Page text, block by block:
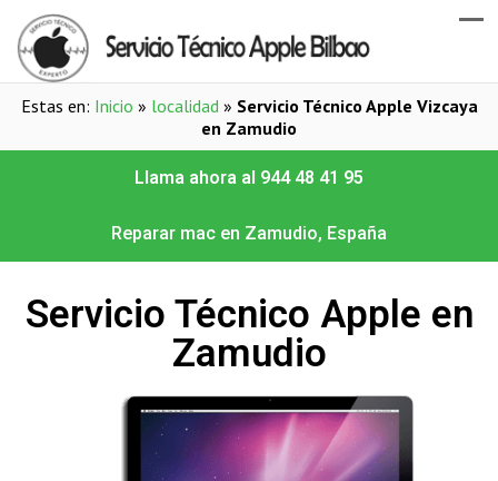
Estas en: Inicio » localidad» Servicio Técnico Apple Vizcaya
en Zamudio
Llama ahora al 944 48 41 95
Reparar mac en Zamudio, España
Servicio Técnico Apple en
Zamudio